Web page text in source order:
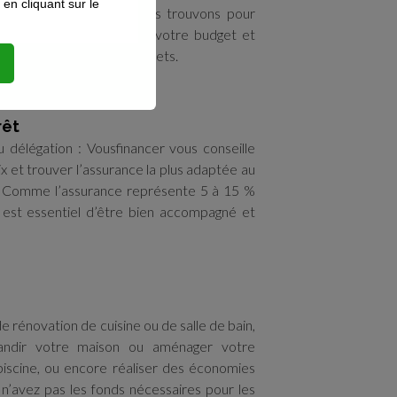
crédits en un seul. Nous trouvons pour
adaptée pour alléger votre budget et
de réaliser vos projets.
délégation : Vousfinancer vous conseille
et trouver l’assurance la plus adaptée au
l’assurance représente 5 à 15 %
essentiel d’être bien accompagné et
rénovation de cuisine ou de salle de bain,
votre maison ou aménager votre
ou encore réaliser des économies
pas les fonds nécessaires pour les
en cliquant sur le